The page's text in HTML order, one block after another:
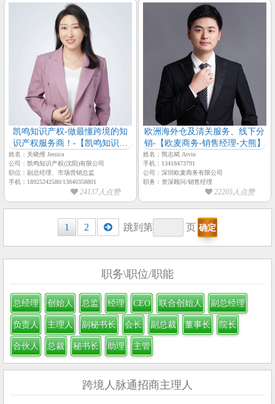
凯鸣知识产权-做最懂跨境的知
识产权服务商！-【凯鸣知识产
权-营销总监-关晓维】
姓名：关晓维 Jessica
公司：凯鸣知识产权(沈阳)有限公司
职位：副总经理、市场营销总监
手机：18925242580/13840358801
24137人点赞
欧洲海外仓及清关服务、线下分
销-【欧麦商务-销售经理-大熊】
姓名：熊志斌 Arvin
手机：13418473791
公司：深圳欧麦商务有限公司
职务：资深顾问/销售经理
22205人点赞
1 2 跳到第 页
职务\职位/职能
总经理 创始人 总监 经理 CEO 联合创始人 副总经理
负责人 主理人 副秘书长 会长 副总裁 董事长 院长
合伙人 总裁 秘书长 助理 主管
跨境人脉通招商主理人